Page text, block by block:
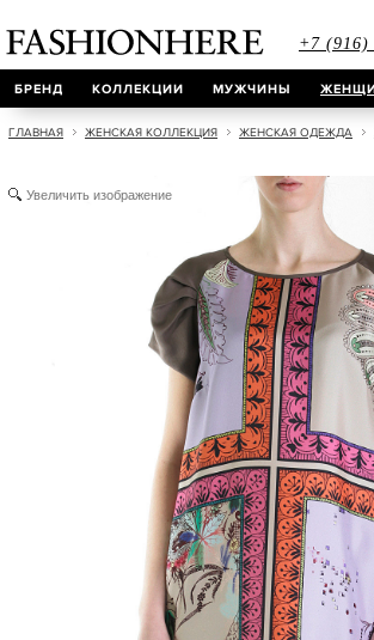
+7 (916)
БРЕНД КОЛЛЕКЦИИ МУЖЧИНЫ
ГЛАВНАЯ ЖЕНСКАЯ КОЛЛЕКЦИЯ ЖЕНСКАЯ ОДЕЖДА
Увеличить изображение